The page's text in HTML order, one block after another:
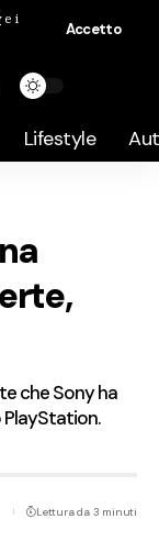
e i
Accetto
Lifestyle
che Sony ha
Lettura da 3 minuti